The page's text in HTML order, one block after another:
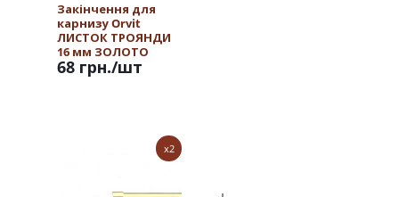
Закінчення для
карнизу Orvit
ЛИСТОК ТРОЯНДИ
16 мм ЗОЛОТО
68 грн./шт
x2